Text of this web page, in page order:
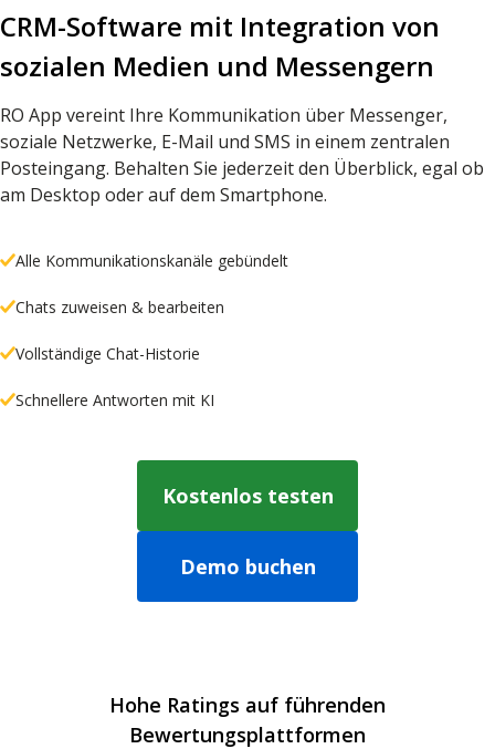
CRM-Software mit Integration von
sozialen Medien und Messengern
RO App vereint Ihre Kommunikation über Messenger,
soziale Netzwerke, E-Mail und SMS in einem zentralen
Posteingang. Behalten Sie jederzeit den Überblick, egal ob
am Desktop oder auf dem Smartphone.
Alle Kommunikationskanäle gebündelt
Chats zuweisen & bearbeiten
Vollständige Chat-Historie
Schnellere Antworten mit KI
Kostenlos testen
Demo buchen
Hohe Ratings auf führenden
Bewertungsplattformen